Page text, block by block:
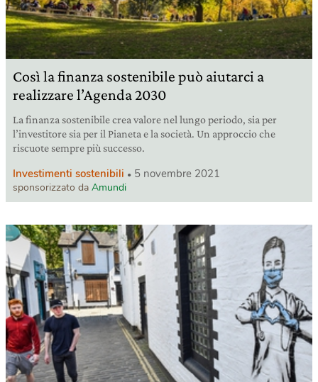
Così la finanza sostenibile può aiutarci a
realizzare l’Agenda 2030
La finanza sostenibile crea valore nel lungo periodo, sia per
l’investitore sia per il Pianeta e la società. Un approccio che
riscuote sempre più successo.
Investimenti sostenibili 5 novembre 2021
sponsorizzato da Amundi